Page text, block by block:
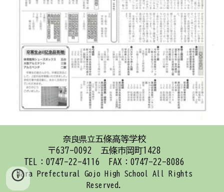
奈良県立五條高等学校
〒637-0092 五條市岡町1428
TEL：0747-22-4116 FAX：0747-22-8086
Nara Prefectural Gojo High School All Rights
Reserved.